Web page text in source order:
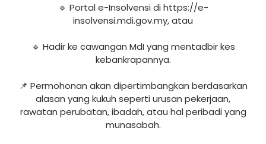
🔹 Portal e-Insolvensi di https://e-
insolvensi.mdi.gov.my, atau
🔹 Hadir ke cawangan MdI yang mentadbir kes
kebankrapannya.
📌 Permohonan akan dipertimbangkan berdasarkan
alasan yang kukuh seperti urusan pekerjaan,
rawatan perubatan, ibadah, atau hal peribadi yang
munasabah.